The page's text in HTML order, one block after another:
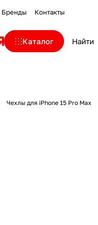
Бренды Контакты
Каталог
Чехлы для iPhone 15 Pro Max